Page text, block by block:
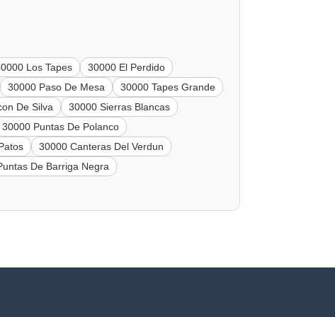
Los Tapes
30000 El Perdido
30000 Paso De Mesa
30000 Tapes Grande
De Silva
30000 Sierras Blancas
30000 Puntas De Polanco
30000 Canteras Del Verdun
De Barriga Negra